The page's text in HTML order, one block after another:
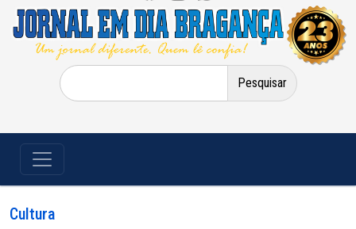
Pesquisar
por:
Cultura